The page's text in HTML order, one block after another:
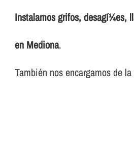
Instalamos grifos, desagí¼es,
en Mediona.
También nos encargamos de